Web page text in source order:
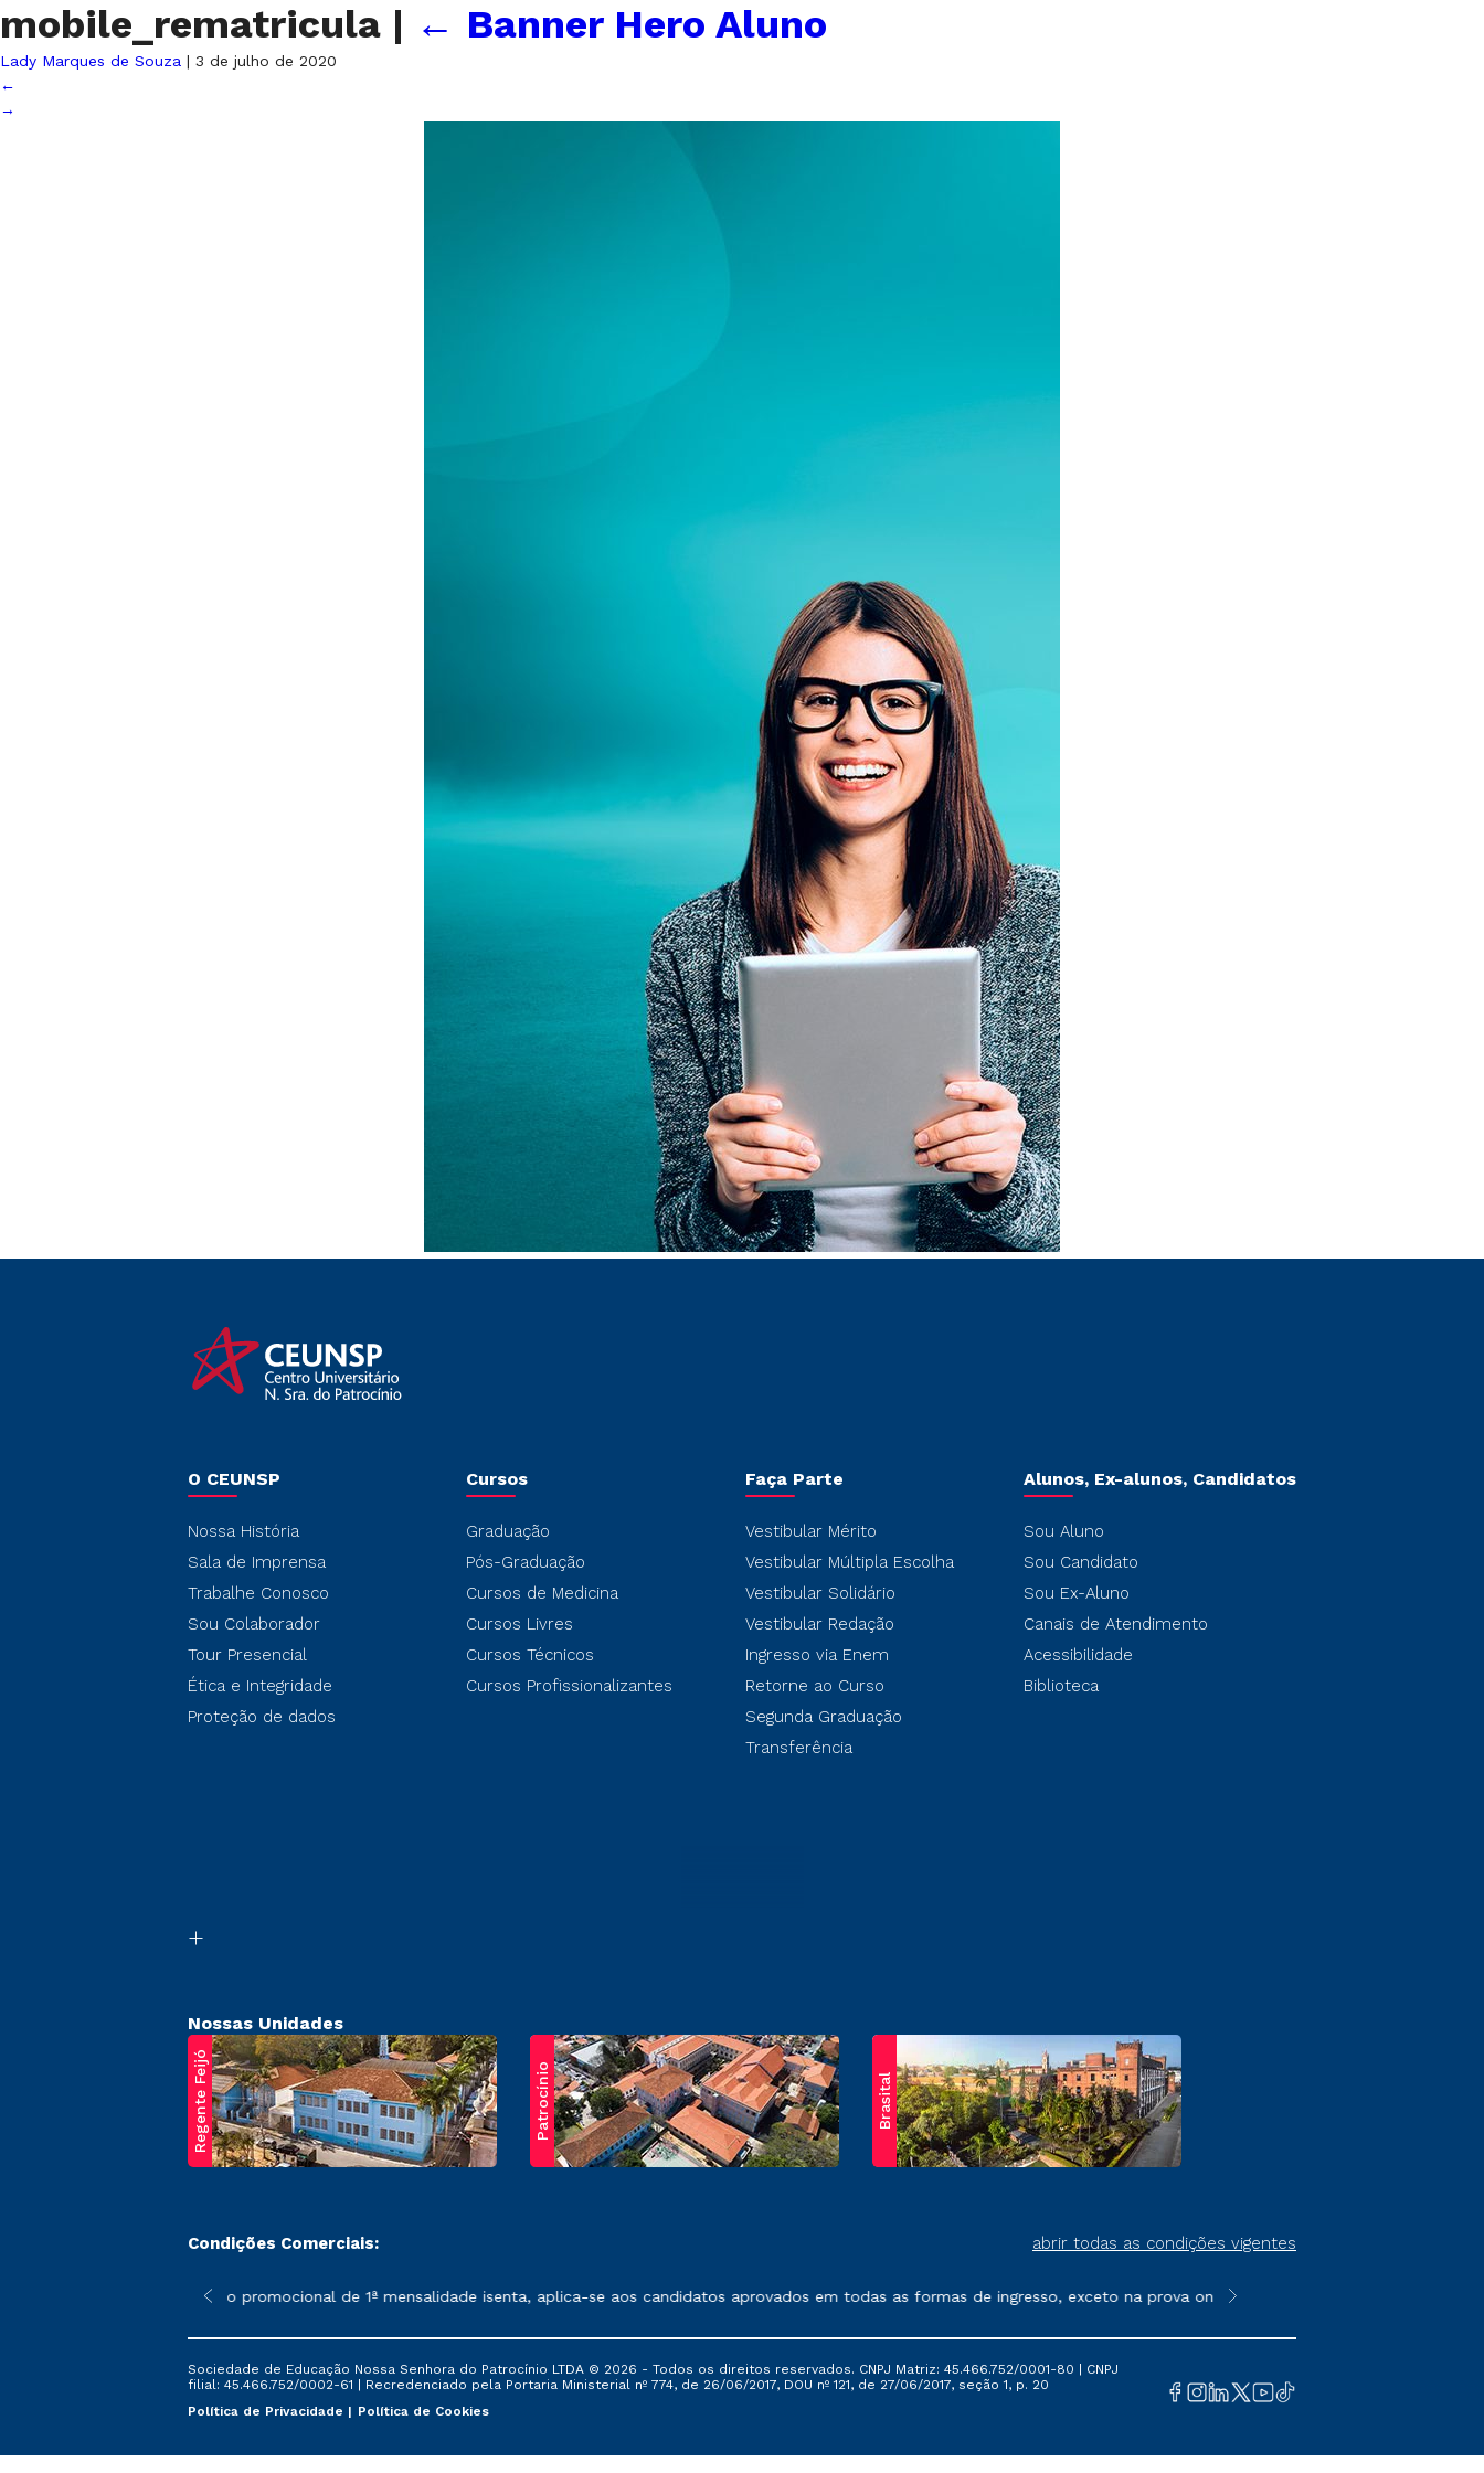
mobile_rematricula | ← Banner Hero Aluno
Lady Marques de Souza | 3 de julho de 2020
←
→
O CEUNSP
Nossa História
Sala de Imprensa
Trabalhe Conosco
Sou Colaborador
Tour Presencial
Ética e Integridade
Proteção de dados
Cursos
Graduação
Pós-Graduação
Cursos de Medicina
Cursos Livres
Cursos Técnicos
Cursos Profissionalizantes
Faça Parte
Vestibular Mérito
Vestibular Múltipla Escolha
Vestibular Solidário
Vestibular Redação
Ingresso via Enem
Retorne ao Curso
Segunda Graduação
Transferência
Alunos, Ex-alunos, Candidatos
Sou Aluno
Sou Candidato
Sou Ex-Aluno
Canais de Atendimento
Acessibilidade
Biblioteca
Nossas Unidades
Regente Feijó Patrocínio Brasital
Condições Comerciais: abrir todas as condições vigentes
sofrer alterações nos períodos de rematrícula conforme exposto no contrato de prestação de serviços.
*A condição promocional de 1ª mensalidade isenta, aplica-se aos candidatos aprovados em todas as formas de ingresso, exceto na prova on-line ou agendada, que ofertam
**Semipresencial é um formato do
Sociedade de Educação Nossa Senhora do Patrocínio LTDA © 2026 - Todos os direitos reservados. CNPJ Matriz: 45.466.752/0001-80 | CNPJ
filial: 45.466.752/0002-61 | Recredenciado pela Portaria Ministerial nº 774, de 26/06/2017, DOU nº 121, de 27/06/2017, seção 1, p. 20
Política de Privacidade
Política de Cookies